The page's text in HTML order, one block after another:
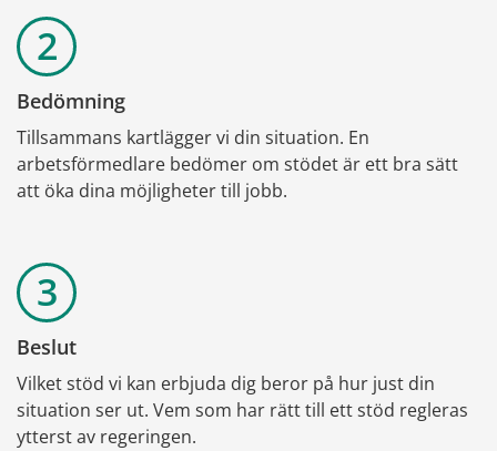
Bedömning
Tillsammans kartlägger vi din situation. En
arbetsförmedlare bedömer om stödet är ett bra sätt
att öka dina möjligheter till jobb.
Beslut
Vilket stöd vi kan erbjuda dig beror på hur just din
situation ser ut. Vem som har rätt till ett stöd regleras
ytterst av regeringen.